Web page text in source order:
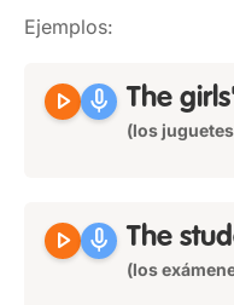
Ejemplos:
play_arrow mic The
(los
play_arrow mic The
(los